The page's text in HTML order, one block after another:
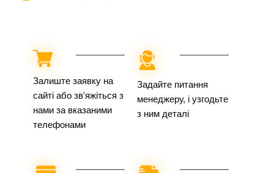
Залиште заявку на
сайті або зв'яжіться з
нами за вказаними
телефонами
Задайте питання
менеджеру, і узгодьте
з ним деталі